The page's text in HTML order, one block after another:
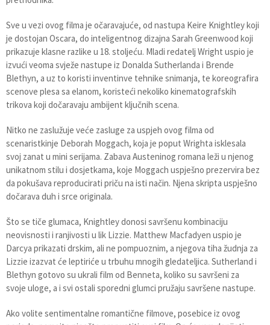
Sve u vezi ovog filma je očaravajuće, od nastupa Keire Knightley koji
je dostojan Oscara, do inteligentnog dizajna Sarah Greenwood koji
prikazuje klasne razlike u 18. stoljeću. Mladi redatelj Wright uspio je
izvući veoma svježe nastupe iz Donalda Sutherlanda i Brende
Blethyn, a uz to koristi inventinve tehnike snimanja, te koreografira
scenove plesa sa elanom, koristeći nekoliko kinematografskih
trikova koji dočaravaju ambijent ključnih scena.
Nitko ne zaslužuje veće zasluge za uspjeh ovog filma od
scenaristkinje Deborah Moggach, koja je poput Wrighta isklesala
svoj zanat u mini serijama. Zabava Austeninog romana leži u njenog
unikatnom stilu i dosjetkama, koje Moggach uspješno prezervira bez
da pokušava reproducirati priču na isti način. Njena skripta uspješno
dočarava duh i srce originala.
Što se tiče glumaca, Knightley donosi savršenu kombinaciju
neovisnosti i ranjivosti u lik Lizzie. Matthew Macfadyen uspio je
Darcya prikazati drskim, ali ne pompuoznim, a njegova tiha žudnja za
Lizzie izazvat će leptiriće u trbuhu mnogih gledateljica. Sutherland i
Blethyn gotovo su ukrali film od Benneta, koliko su savršeni za
svoje uloge, a i svi ostali sporedni glumci pružaju savršene nastupe.
Ako volite sentimentalne romantične filmove, posebice iz ovog